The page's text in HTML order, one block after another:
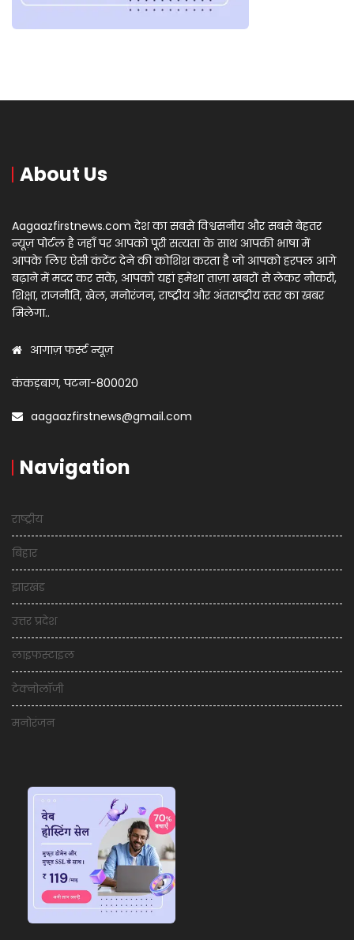
About Us
Aagaazfirstnews.com देश का सबसे विश्वसनीय और सबसे बेहतर
न्यूज़ पोर्टल है जहाँ पर आपको पूरी सत्यता के साथ आपकी भाषा में
आपके लिए ऐसी कंटेंट देने की कोशिश करता है जो आपको हरपल आगे
बढ़ाने में मदद कर सकें, आपको यहां हमेशा ताज़ा खबरों से लेकर नौकरी,
शिक्षा, राजनीति, खेल, मनोरंजन, राष्ट्रीय और अंतराष्ट्रीय स्तर का खबर
मिलेगा..
आगाज़ फर्स्ट न्यूज़
कंकड़बाग, पटना-800020
aagaazfirstnews@gmail.com
Navigation
राष्ट्रीय
बिहार
झारखंड
उत्तर प्रदेश
लाइफस्टाइल
टेक्नोलॉजी
मनोरंजन